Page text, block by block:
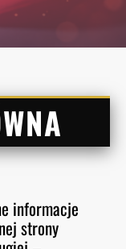
informacje
strony